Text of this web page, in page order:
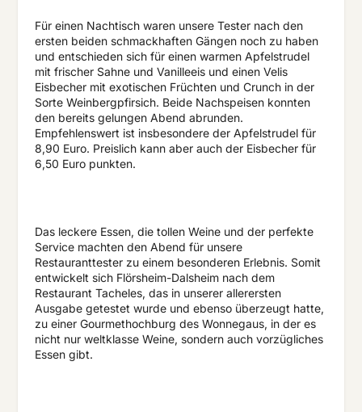
Für einen Nachtisch waren unsere Tester nach den
ersten beiden schmackhaften Gängen noch zu haben
und entschieden sich für einen warmen Apfelstrudel
mit frischer Sahne und Vanilleeis und einen Velis
Eisbecher mit exotischen Früchten und Crunch in der
Sorte Weinbergpfirsich. Beide Nachspeisen konnten
den bereits gelungen Abend abrunden.
Empfehlenswert ist insbesondere der Apfelstrudel für
8,90 Euro. Preislich kann aber auch der Eisbecher für
6,50 Euro punkten.
Das leckere Essen, die tollen Weine und der perfekte
Service machten den Abend für unsere
Restauranttester zu einem besonderen Erlebnis. Somit
entwickelt sich Flörsheim-Dalsheim nach dem
Restaurant Tacheles, das in unserer allerersten
Ausgabe getestet wurde und ebenso überzeugt hatte,
zu einer Gourmethochburg des Wonnegaus, in der es
nicht nur weltklasse Weine, sondern auch vorzügliches
Essen gibt.